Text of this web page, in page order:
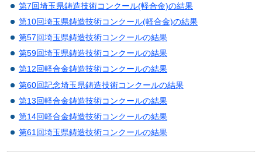
第7回埼玉県鋳造技術コンクール(軽合金)の結果
第10回埼玉県鋳造技術コンクール(軽合金)の結果
第57回埼玉県鋳造技術コンクールの結果
第59回埼玉県鋳造技術コンクールの結果
第12回軽合金鋳造技術コンクールの結果
第60回記念埼玉県鋳造技術コンクールの結果
第13回軽合金鋳造技術コンクールの結果
第14回軽合金鋳造技術コンクールの結果
第61回埼玉県鋳造技術コンクールの結果